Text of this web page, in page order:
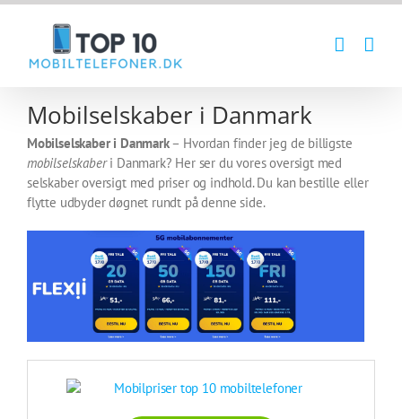
Mobilselskaber i Danmark
Mobilselskaber i Danmark– Hvordan finder jeg de billigste
mobilselskaberi Danmark? Her ser du vores oversigt med
selskaber oversigt med priser og indhold. Du kan bestille eller
flytte udbyder døgnet rundt på denne side.